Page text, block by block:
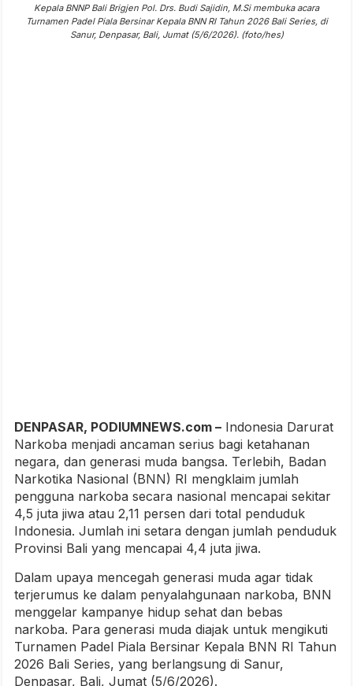
Kepala BNNP Bali Brigjen Pol. Drs. Budi Sajidin, M.Si membuka acara
Turnamen Padel Piala Bersinar Kepala BNN RI Tahun 2026 Bali Series, di
Sanur, Denpasar, Bali, Jumat (5/6/2026). (foto/hes)
DENPASAR, PODIUMNEWS.com – Indonesia Darurat
Narkoba menjadi ancaman serius bagi ketahanan
negara, dan generasi muda bangsa. Terlebih, Badan
Narkotika Nasional (BNN) RI mengklaim jumlah
pengguna narkoba secara nasional mencapai sekitar
4,5 juta jiwa atau 2,11 persen dari total penduduk
Indonesia. Jumlah ini setara dengan jumlah penduduk
Provinsi Bali yang mencapai 4,4 juta jiwa.
Dalam upaya mencegah generasi muda agar tidak
terjerumus ke dalam penyalahgunaan narkoba, BNN
menggelar kampanye hidup sehat dan bebas
narkoba. Para generasi muda diajak untuk mengikuti
Turnamen Padel Piala Bersinar Kepala BNN RI Tahun
2026 Bali Series, yang berlangsung di Sanur,
Denpasar, Bali, Jumat (5/6/2026).